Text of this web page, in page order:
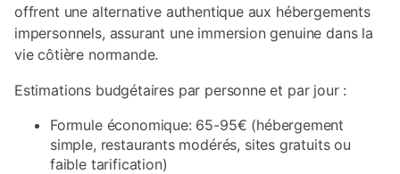
offrent une alternative authentique aux hébergements
impersonnels, assurant une immersion genuine dans la
vie côtière normande.
Estimations budgétaires par personne et par jour :
Formule économique: 65-95€ (hébergement
simple, restaurants modérés, sites gratuits ou
faible tarification)